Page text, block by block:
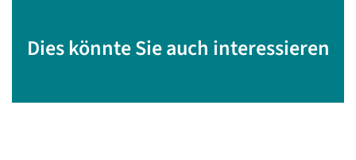
Dies könnte Sie auch interessieren